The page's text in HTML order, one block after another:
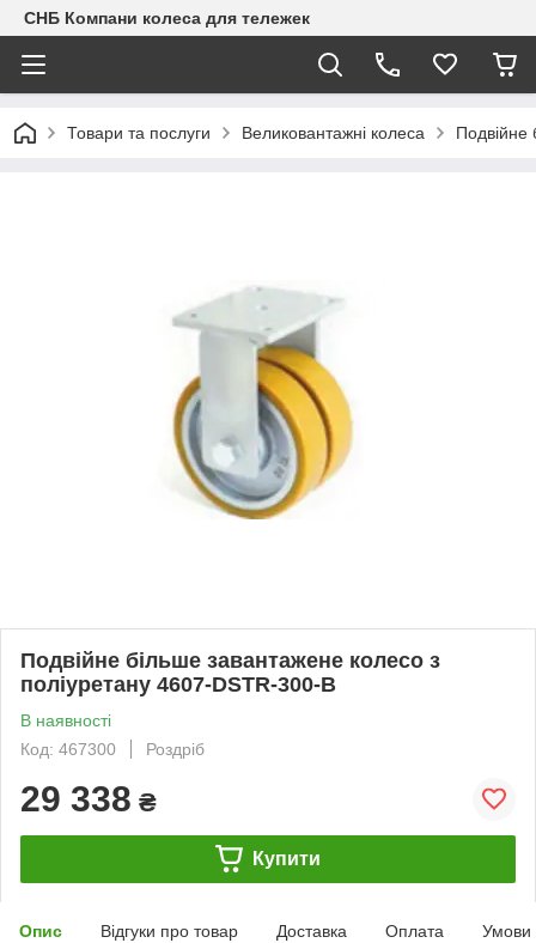
СНБ Компани колеса для тележек
Товари та послуги Великовантажні колеса Подвійне
Подвійне більше завантажене колесо з
поліуретану 4607-DSTR-300-B
В наявності
Код: 467300
Роздріб
29 338 ₴
Купити
Опис Відгуки про товар Доставка Оплата Умови